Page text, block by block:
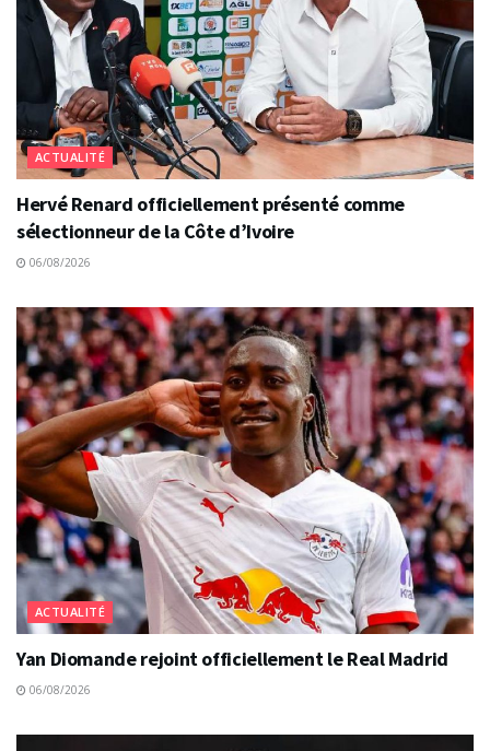
ACTUALITÉ
Hervé Renard officiellement présenté comme
sélectionneur de la Côte d’Ivoire
06/08/2026
ACTUALITÉ
Yan Diomande rejoint officiellement le Real Madrid
06/08/2026